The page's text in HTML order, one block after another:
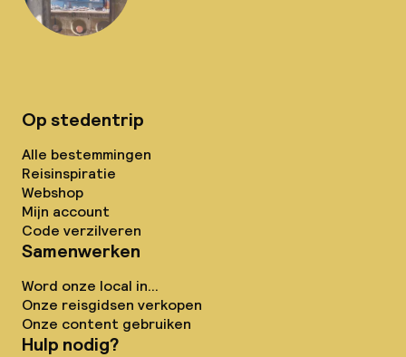
Op stedentrip
Alle bestemmingen
Reisinspiratie
Webshop
Mijn account
Code verzilveren
Samenwerken
Word onze local in...
Onze reisgidsen verkopen
Onze content gebruiken
Hulp nodig?